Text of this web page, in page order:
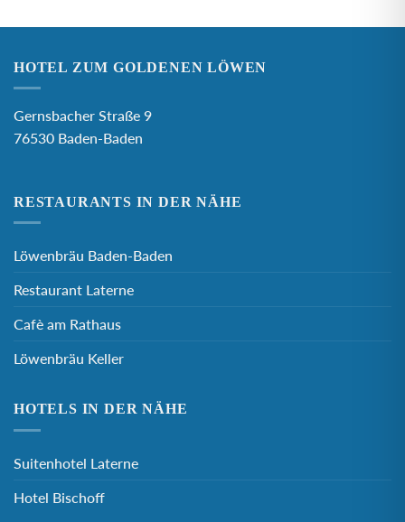
HOTEL ZUM GOLDENEN LÖWEN
Gernsbacher Straße 9
76530 Baden-Baden
RESTAURANTS IN DER NÄHE
Löwenbräu Baden-Baden
Restaurant Laterne
Cafè am Rathaus
Löwenbräu Keller
HOTELS IN DER NÄHE
Suitenhotel Laterne
Hotel Bischoff